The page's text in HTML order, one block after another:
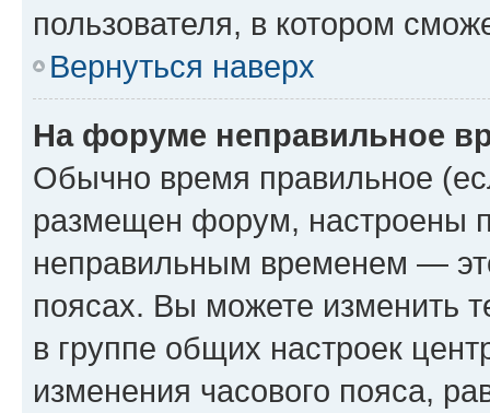
пользователя, в котором
Вернуться наверх
На форуме неправильное
Обычно время правильное
размещен форум, настроены
неправильным временем —
поясах. Вы можете изменить
в группе общих настроек
изменения часового пояса,